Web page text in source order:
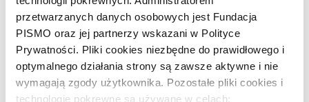
przetwarzanych danych osobowych jest Fundacja
PISMO oraz jej partnerzy wskazani w Polityce
Prywatności. Pliki cookies niezbędne do prawidłowego i
optymalnego działania strony są zawsze aktywne i nie
wymagają zgody użytkownika. Pozostałe pliki cookies i
technologie pokrewne są używane w celach:
OLGA HUND